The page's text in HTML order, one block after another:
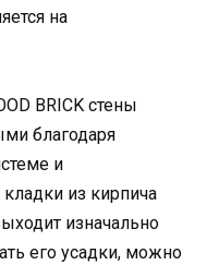
на
BRICK стены
благодаря
и
из кирпича
изначально
его усадки, можно